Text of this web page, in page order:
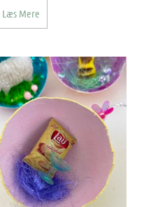
Læs Mere